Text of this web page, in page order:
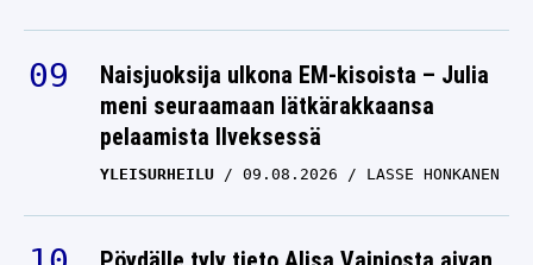
Naisjuoksija ulkona EM-kisoista – Julia
meni seuraamaan lätkärakkaansa
pelaamista Ilveksessä
YLEISURHEILU 09.08.2026 LASSE HONKANEN